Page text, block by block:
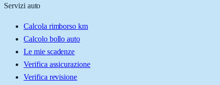
Servizi auto
Calcola rimborso km
Calcolo bollo auto
Le mie scadenze
Verifica assicurazione
Verifica revisione